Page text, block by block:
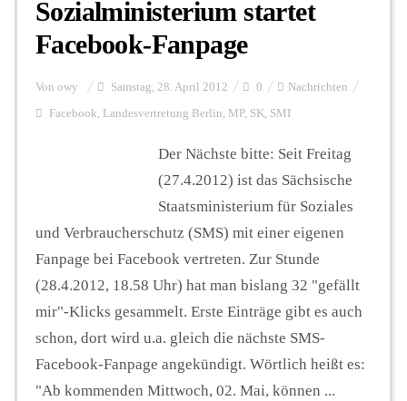
Sozialministerium startet
Facebook-Fanpage
Von owy Samstag, 28. April 2012 0 Nachrichten
Facebook, Landesvertretung Berlin, MP, SK, SMI
Der Nächste bitte: Seit Freitag
(27.4.2012) ist das Sächsische
Staatsministerium für Soziales
und Verbraucherschutz (SMS) mit einer eigenen
Fanpage bei Facebook vertreten. Zur Stunde
(28.4.2012, 18.58 Uhr) hat man bislang 32 "gefällt
mir"-Klicks gesammelt. Erste Einträge gibt es auch
schon, dort wird u.a. gleich die nächste SMS-
Facebook-Fanpage angekündigt. Wörtlich heißt es:
"Ab kommenden Mittwoch, 02. Mai, können ...